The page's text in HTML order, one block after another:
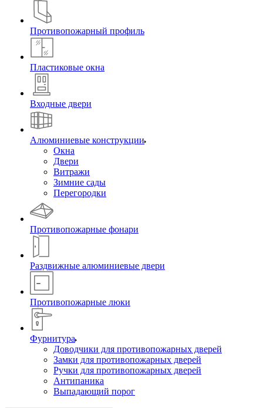
Противопожарный профиль
Пластиковые окна
Входные двери
Алюминиевые конструкции
Окна
Двери
Витражи
Зимние сады
Перегородки
Противопожарные фонари
Раздвижные алюминиевые двери
Противопожарные люки
Фурнитура
Доводчики для противопожарных дверей
Замки для противопожарных дверей
Ручки для противопожарных дверей
Антипаника
Выпадающий порог